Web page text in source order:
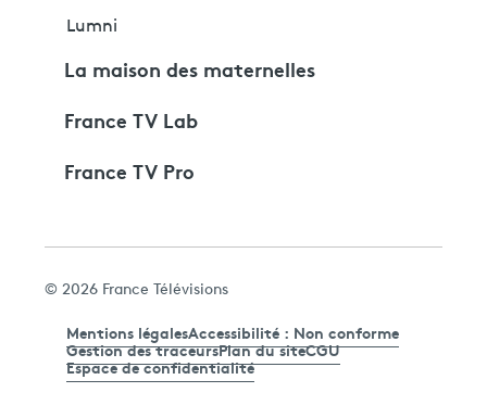
Lumni
La maison des maternelles
France TV Lab
France TV Pro
© 2026 France Télévisions
Mentions légalesAccessibilité : Non conforme
Gestion des traceursPlan du siteCGU
Espace de confidentialité